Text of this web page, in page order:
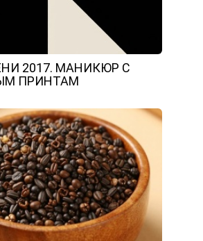
2017. МАНИКЮР С
ПРИНТАМ